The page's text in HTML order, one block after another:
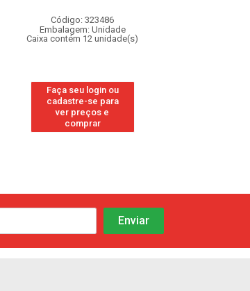
Código: 323486
Embalagem: Unidade
Caixa contém 12 unidade(s)
Faça seu login ou
cadastre-se para
ver preços e
comprar